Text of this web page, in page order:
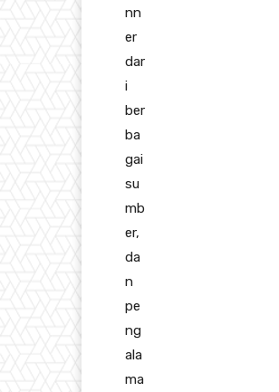
nn
er
dar
i
ber
ba
gai
su
mb
er,
da
n
pe
ng
ala
ma